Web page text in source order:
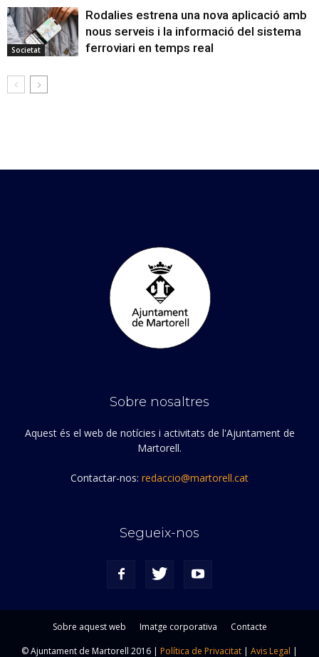
Societat
Rodalies estrena una nova aplicació amb
nous serveis i la informació del sistema
ferroviari en temps real
Sobre nosaltres
Aquest és el web de notícies i activitats de l'Ajuntament de
Martorell.
Contactar-nos: redaccio@martorell.cat
Segueix-nos
Sobre aquest web Imatge corporativa
Contacte
© Ajuntament de Martorell 2016 | Política de Privacitat | Avis Legal |